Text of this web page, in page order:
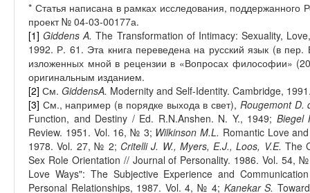
* Статья написана в рамках исследования,
проект № 04-03-00177а.
[1] Giddens A.The Transformation of Intimacy: Sexuality,
1992. Р. 61. Эта книга переведена на русский язык (в
изложенных мной в рецензии в «Вопросах философии»
оригинальным изданием.
[2] См. GiddensA. Modernity and Self-Identity. Cambridge,
[3] См., например (в порядке выхода в свет), Rougemont D.
Function, and Destiny / Ed. R.N.Anshen. N. Y., 1949; Biegel
Review. 1951. Vol. 16, № 3; Wilkinson M.L. Romantic Love
1978. Vol. 27, № 2; Critelli J. W., Myers, E.J., Loos, V.E.The
Sex Role Orientation // Journal of Personality. 1986. Vol. 54,
Love Ways": The Subjective Experience and
Personal Relationships, 1987. Vol. 4, № 4; Kanekar S.